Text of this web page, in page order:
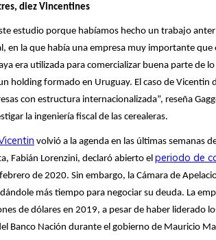
diez Vincentines
estudio porque habíamos hecho un trabajo
en la que había una empresa muy importante
era utilizada para comercializar buena parte de
holding formado en Uruguay. El caso de
con estructura internacionalizada”, reseña
la ingeniería fiscal de las cerealeras.
volvió a la agenda en las últimas semanas
Fabián Lorenzini, declaró abierto el periodo de
de 2020. Sin embargo, la Cámara de
dándole más tiempo para negociar su deuda. La
de dólares en 2019, a pesar de haber liderado
Banco Nación durante el gobierno de Mauricio